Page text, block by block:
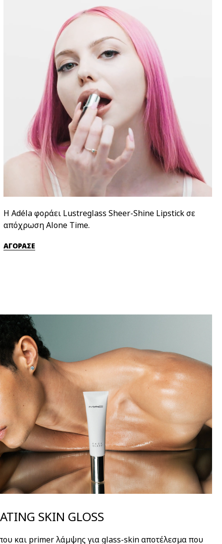
Η Adéla φοράει Lustreglass Sheer-Shine Lipstick σε
απόχρωση Alone Time.
ΑΓΟΡΑΣΕ
SKIN GLOSS
και primer λάμψης για glass-skin αποτέλεσμα που